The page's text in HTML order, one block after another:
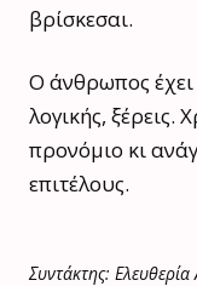
βρίσκεσαι.
Ο άνθρωπος έχει
λογικής, ξέρεις.
προνόμιο κι
επιτέλους.
Συντάκτης: